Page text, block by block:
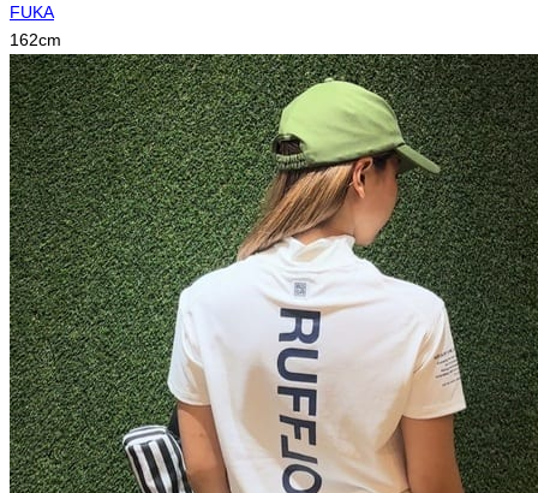
FUKA
162cm